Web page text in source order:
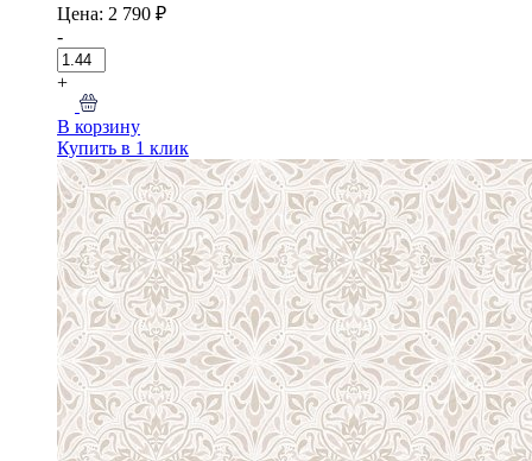
Цена: 2 790 ₽
-
+
В корзину
Купить в 1 клик